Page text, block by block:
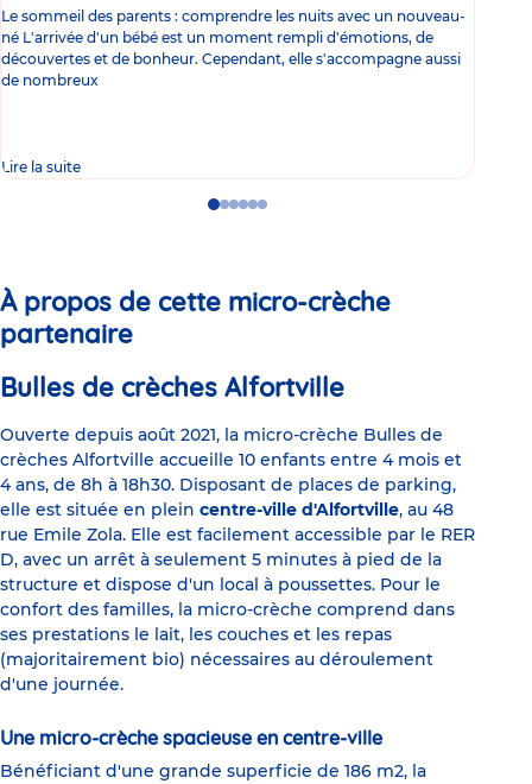
Le sommeil des parents : comprendre les nuits avec un nouveau-
né L'arrivée d'un bébé est un moment rempli d'émotions, de
découvertes et de bonheur. Cependant, elle s'accompagne aussi
de nombreux
Lire la suite
GoGoGoGo
GoGo
À propos de cette micro-crèche
partenaire
Bulles de crèches Alfortville
Ouverte depuis août 2021, la micro-crèche Bulles de
crèches Alfortville accueille 10 enfants entre 4 mois et
4 ans, de 8h à 18h30. Disposant de places de parking,
elle est située en plein centre-ville d'Alfortville, au 48
rue Emile Zola. Elle est facilement accessible par le RER
D, avec un arrêt à seulement 5 minutes à pied de la
structure et dispose d'un local à poussettes. Pour le
confort des familles, la micro-crèche comprend dans
ses prestations le lait, les couches et les repas
(majoritairement bio) nécessaires au déroulement
d'une journée.
Une micro-crèche spacieuse en centre-ville
Bénéficiant d'une grande superficie de 186 m2, la